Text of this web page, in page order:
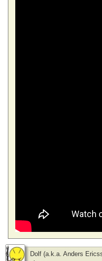
Dolf (a.k.a. Anders